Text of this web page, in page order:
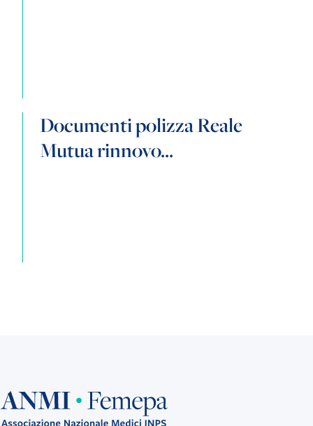
Documenti polizza Reale
Mutua rinnovo...